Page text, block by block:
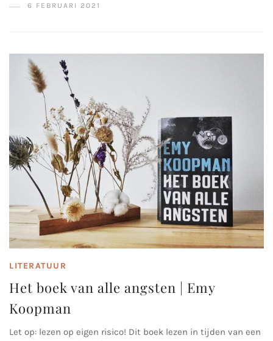
6 FEBRUARI 2021
LITERATUUR
Het boek van alle angsten | Emy
Koopman
Let op: lezen op eigen risico! Dit boek lezen in tijden van een